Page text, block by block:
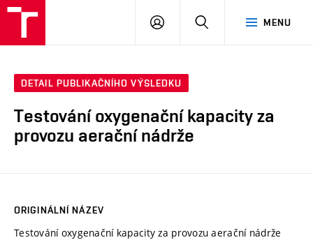
MENU
PŘIHLÁSIT
DETAIL PUBLIKAČNÍHO VÝSLEDKU
Testování oxygenační kapacity za
provozu aerační nádrže
ORIGINÁLNÍ NÁZEV
Testování oxygenační kapacity za provozu aerační nádrže